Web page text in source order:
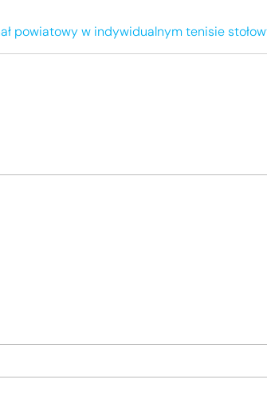
powiatowy w indywidualnym tenisie